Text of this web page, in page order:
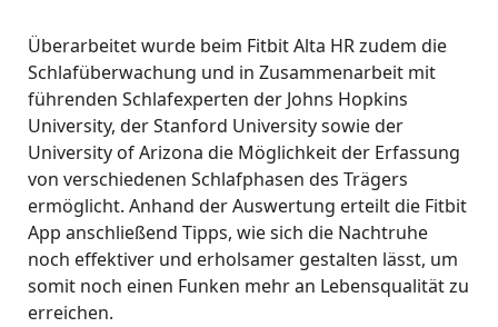
Überarbeitet wurde beim Fitbit Alta HR zudem die
Schlafüberwachung und in Zusammenarbeit mit
führenden Schlafexperten der Johns Hopkins
University, der Stanford University sowie der
University of Arizona die Möglichkeit der Erfassung
von verschiedenen Schlafphasen des Trägers
ermöglicht. Anhand der Auswertung erteilt die Fitbit
App anschließend Tipps, wie sich die Nachtruhe
noch effektiver und erholsamer gestalten lässt, um
somit noch einen Funken mehr an Lebensqualität zu
erreichen.